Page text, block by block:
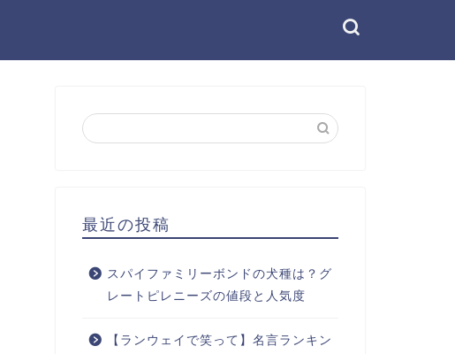
最近の投稿
スパイファミリーボンドの犬種は？グ
レートピレニーズの値段と人気度
【ランウェイで笑って】名言ランキン